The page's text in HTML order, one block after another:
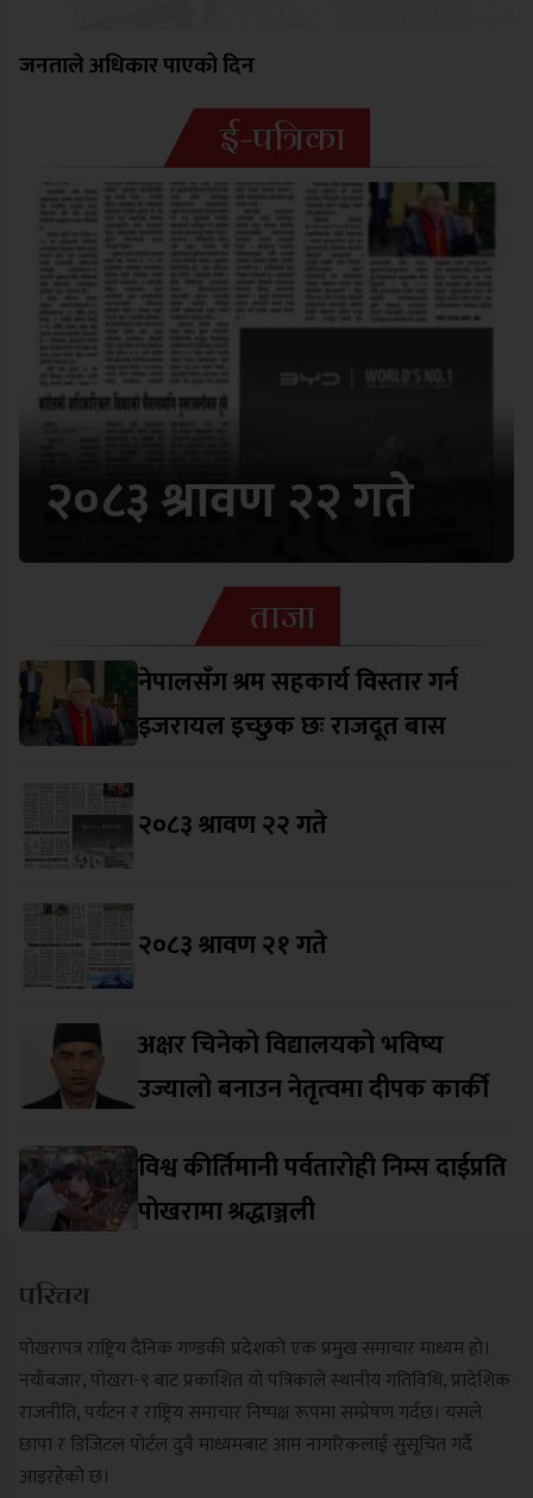
जनताले अधिकार पाएको दिन
ई-पत्रिका
२०८३ श्रावण २२ गते
ताजा
नेपालसँग श्रम सहकार्य विस्तार गर्न
इजरायल इच्छुक छः राजदूत बास
२०८३ श्रावण २२ गते
२०८३ श्रावण २१ गते
अक्षर चिनेको विद्यालयको भविष्य
उज्यालो बनाउन नेतृत्वमा दीपक कार्की
विश्व कीर्तिमानी पर्वतारोही निम्स दाईप्रति
पोखरामा श्रद्धाञ्जली
परिचय
पोखरापत्र राष्ट्रिय दैनिक गण्डकी प्रदेशको एक प्रमुख समाचार माध्यम हो।
नयाँबजार, पोखरा-९ बाट प्रकाशित यो पत्रिकाले स्थानीय गतिविधि, प्रादेशिक
राजनीति, पर्यटन र राष्ट्रिय समाचार निष्पक्ष रूपमा सम्प्रेषण गर्दछ। यसले
छापा र डिजिटल पोर्टल दुवै माध्यमबाट आम नागरिकलाई सुसूचित गर्दै
आइरहेको छ।